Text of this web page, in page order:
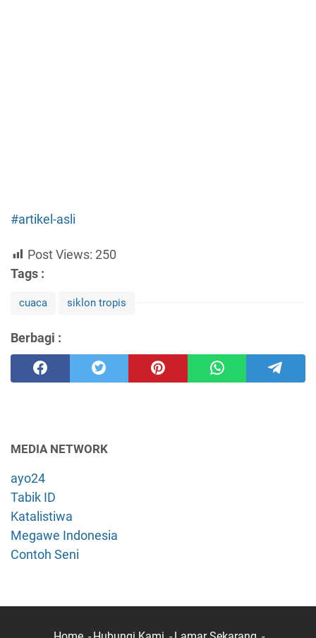
#artikel-asli
Post Views: 250
Tags :
cuaca siklon tropis
Berbagi :
MEDIA NETWORK
ayo24
Tabik ID
Katalistiwa
Megawe Indonesia
Contoh Seni